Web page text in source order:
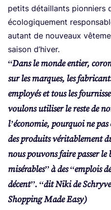
petits détaillants pion­niers
éco­lo­gi­que­ment
autant de nou­veaux
sai­son d’hiver.
“Dans le monde entier,
sur les marques, les
employés et tous les
vou­lons uti­li­ser le reste de
l’é­co­no­mie, pour­quoi ne
des pro­duits véri­ta­ble­ment
nous pou­vons faire pas­ser le
misé­rables” à des“emplois
décent”. “dit Niki de
Shop­ping Made Easy)